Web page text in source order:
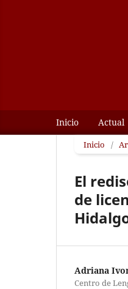
Inicio Actual
Inicio /
El
de
Adriana
Centro de